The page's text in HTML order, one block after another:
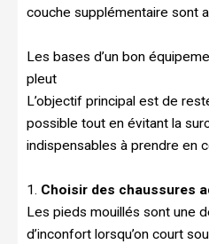
couche supplémentaire sont
Les bases d’un bon
pleut
L’objectif principal est de
possible tout en évitant la
indispensables à prendre en
1. Choisir des chaussures
Les pieds mouillés sont une
d’inconfort lorsqu’on court